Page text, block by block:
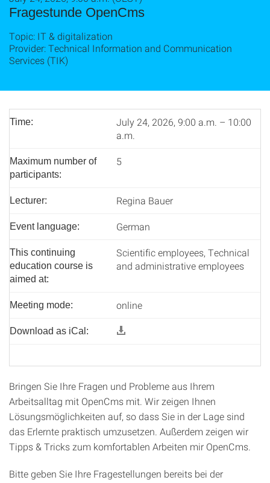
Fragestunde OpenCms
Topic: IT & digitalization
Provider: Technical Information and Communication
Services (TIK)
Time:
July 24, 2026, 9:00 a.m. – 10:00
a.m.
Maximum number of
participants:
5
Lecturer: Regina Bauer
Event language: German
This continuing
education course is
aimed at:
Scientific employees, Technical
and administrative employees
Meeting mode: online
Download as iCal:
Bringen Sie Ihre Fragen und Probleme aus Ihrem
Arbeitsalltag mit OpenCms mit. Wir zeigen Ihnen
Lösungsmöglichkeiten auf, so dass Sie in der Lage sind
das Erlernte praktisch umzusetzen. Außerdem zeigen wir
Tipps & Tricks zum komfortablen Arbeiten mir OpenCms.
Bitte geben Sie Ihre Fragestellungen bereits bei der